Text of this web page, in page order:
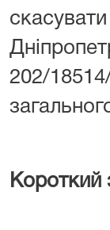
202/
Короткий